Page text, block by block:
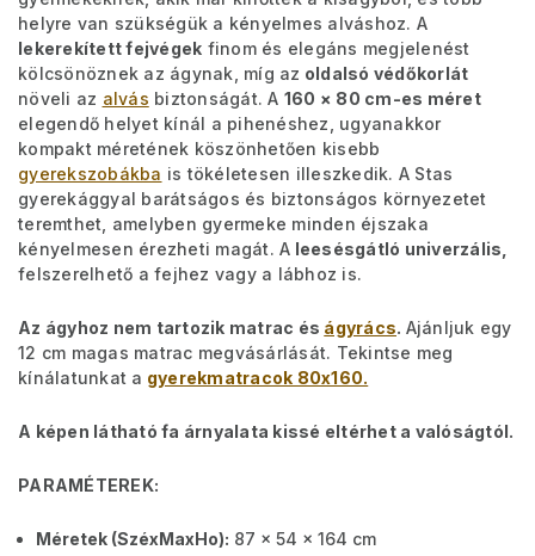
helyre van szükségük a kényelmes alváshoz. A
lekerekített fejvégek finom és elegáns megjelenést
kölcsönöznek az ágynak, míg az oldalsó védőkorlát
növeli az alvás biztonságát. A 160 × 80 cm-es méret
elegendő helyet kínál a pihenéshez, ugyanakkor
kompakt méretének köszönhetően kisebb
gyerekszobákba is tökéletesen illeszkedik. A Stas
gyerekággyal barátságos és biztonságos környezetet
teremthet, amelyben gyermeke minden éjszaka
kényelmesen érezheti magát. A leesésgátló univerzális,
felszerelhető a fejhez vagy a lábhoz is.
Az ágyhoz nem tartozik matrac és ágyrács. Ajánljuk egy
12 cm magas matrac megvásárlását. Tekintse meg
kínálatunkat a gyerekmatracok 80x160.
A képen látható fa árnyalata kissé eltérhet a valóságtól.
PARAMÉTEREK:
Méretek (SzéxMaxHo): 87 x 54 x 164 cm